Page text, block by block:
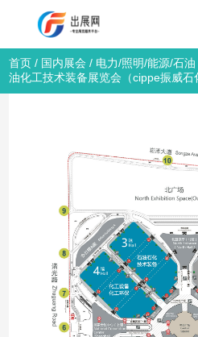
首页 / 国内展会 / 电力/照明/能源/石油
油化工技术装备展览会（cippe振威石